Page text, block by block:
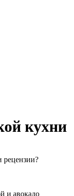
кухни
рецензии?